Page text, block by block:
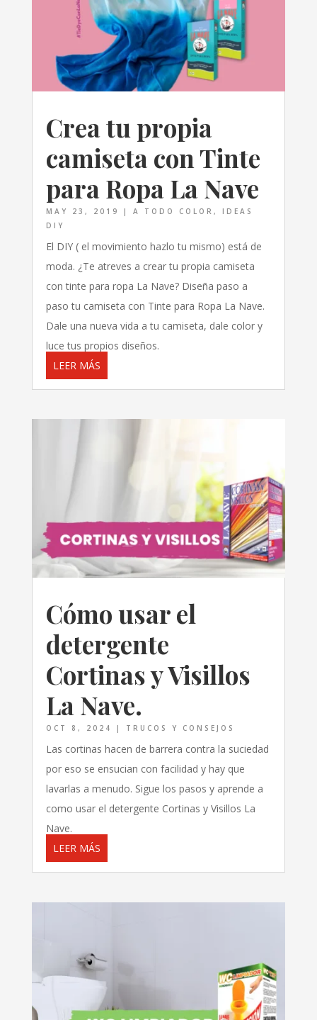
Crea tu propia
camiseta con Tinte
para Ropa La Nave
MAY 23, 2019 | A TODO COLOR , IDEAS
DIY
El DIY ( el movimiento hazlo tu mismo) está de
moda. ¿Te atreves a crear tu propia camiseta
con tinte para ropa La Nave? Diseña paso a
paso tu camiseta con Tinte para Ropa La Nave.
Dale una nueva vida a tu camiseta, dale color y
luce tus propios diseños.
LEER MÁS
Cómo usar el
detergente
Cortinas y Visillos
La Nave.
OCT 8, 2024 | TRUCOS Y CONSEJOS
Las cortinas hacen de barrera contra la suciedad
por eso se ensucian con facilidad y hay que
lavarlas a menudo. Sigue los pasos y aprende a
como usar el detergente Cortinas y Visillos La
Nave.
LEER MÁS